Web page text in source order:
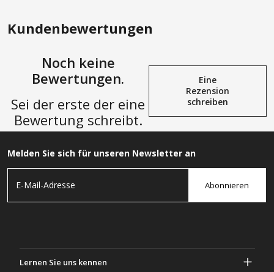
Kundenbewertungen
Noch keine
Bewertungen.
Sei der erste der eine
Bewertung schreibt.
Eine
Rezension
schreiben
Melden Sie sich für unseren Newsletter an
Abonnieren
Lernen Sie uns kennen